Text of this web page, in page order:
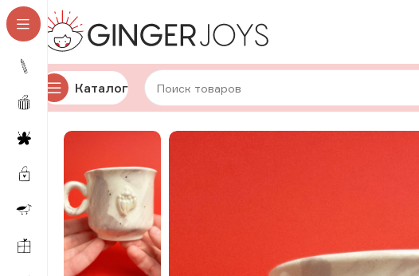
Каталог
Главная Для дома и уюта Посуда Авторская керамика